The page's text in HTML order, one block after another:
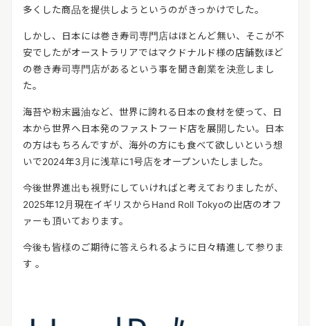
多くした商品を提供しようというのがきっかけでした。
しかし、日本には巻き寿司専門店はほとんど無い、そこが不
安でしたがオーストラリアではマクドナルド様の店舗数ほど
の巻き寿司専門店があるという事を聞き創業を決意しまし
た。
海苔や粉末醤油など、世界に誇れる日本の食材を使って、日
本から世界へ日本発のファストフード店を展開したい。日本
の方はもちろんですが、海外の方にも食べて欲しいという想
いで2024年3月に浅草に1号店をオープンいたしました。
今後世界進出も視野にしていければと考えておりましたが、
2025年12月現在イギリスからHand Roll Tokyoの出店のオフ
ァーも頂いております。
今後も皆様のご期待に答えられるように日々精進して参りま
す 。